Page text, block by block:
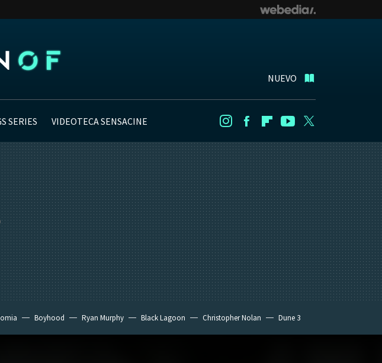
NUEVO
SERIES VIDEOTECA SENSACINE InstagramFacebookFlipboard
Youtube
Boyhood Ryan Murphy Black Lagoon Christopher Nolan Dune 3